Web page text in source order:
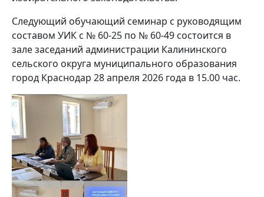
Следующий обучающий семинар с руководящим
составом УИК с № 60-25 по № 60-49 состоится в
зале заседаний администрации Калининского
сельского округа муниципального образования
город Краснодар 28 апреля 2026 года в 15.00 час.